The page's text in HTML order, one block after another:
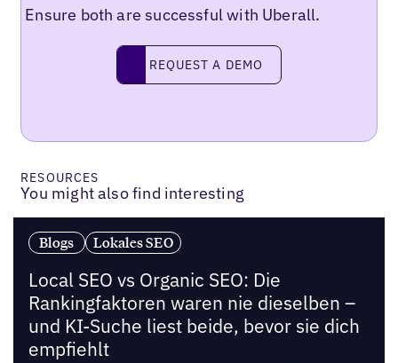
Ensure both are successful with Uberall.
Request a demo
REQUEST A DEMO
RESOURCES
You might also find interesting
Blogs Lokales SEO
Local SEO vs Organic SEO: Die
Rankingfaktoren waren nie dieselben –
und KI-Suche liest beide, bevor sie dich
empfiehlt